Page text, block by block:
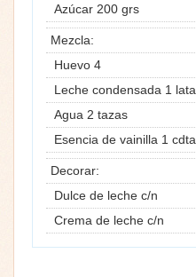
Azúcar 200 grs
Mezcla:
Huevo 4
Leche condensada 1 lata
Agua 2 tazas
Esencia de vainilla 1 cdta
Decorar:
Dulce de leche c/n
Crema de leche c/n